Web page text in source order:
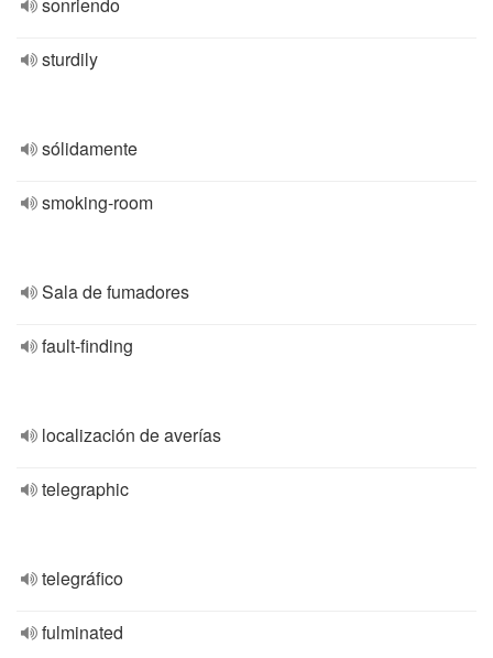
sturdily
sólidamente
smoking-room
Sala de fumadores
fault-finding
localización de averías
telegraphic
telegráfico
fulminated